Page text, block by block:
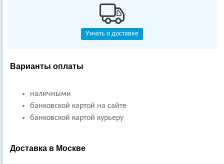
Узнать о доставке
Варианты оплаты
наличными
банковской картой на сайте
банковской картой курьеру
Доставка в Москве